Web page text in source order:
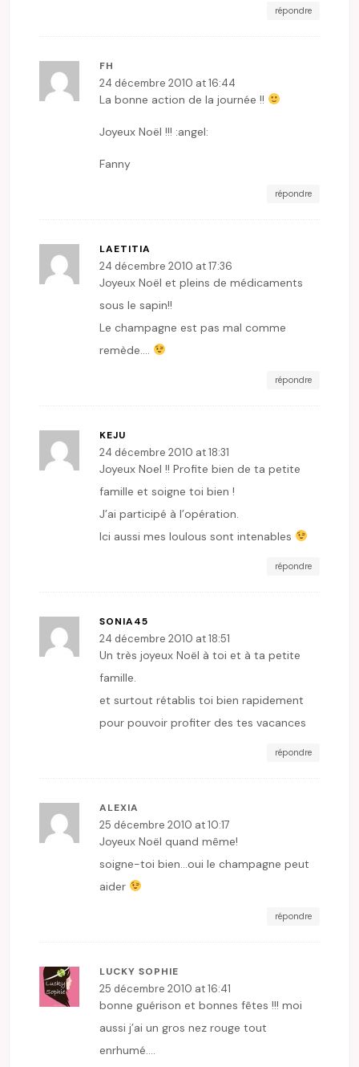
répondre
FH
24 décembre 2010 at 16:44
La bonne action de la journée !!
Joyeux Noël !!! :angel:
Fanny
répondre
LAETITIA
24 décembre 2010 at 17:36
Joyeux Noël et pleins de médicaments
sous le sapin!!
Le champagne est pas mal comme
remède….
répondre
KEJU
24 décembre 2010 at 18:31
Joyeux Noel !! Profite bien de ta petite
famille et soigne toi bien !
J’ai participé à l’opération.
Ici aussi mes loulous sont intenables
répondre
SONIA45
24 décembre 2010 at 18:51
Un très joyeux Noël à toi et à ta petite
famille.
et surtout rétablis toi bien rapidement
pour pouvoir profiter des tes vacances
répondre
ALEXIA
25 décembre 2010 at 10:17
Joyeux Noël quand même!
soigne-toi bien…oui le champagne peut
aider
répondre
LUCKY SOPHIE
25 décembre 2010 at 16:41
bonne guérison et bonnes fêtes !!! moi
aussi j’ai un gros nez rouge tout
enrhumé….